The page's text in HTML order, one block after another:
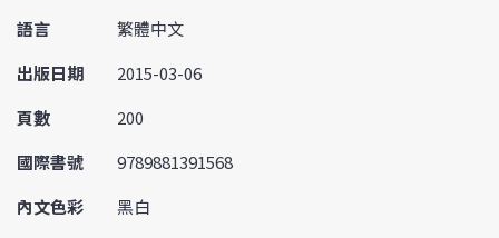
語言
繁體中文
出版日期
2015-03-06
頁數
200
國際書號
9789881391568
內文色彩
黑白